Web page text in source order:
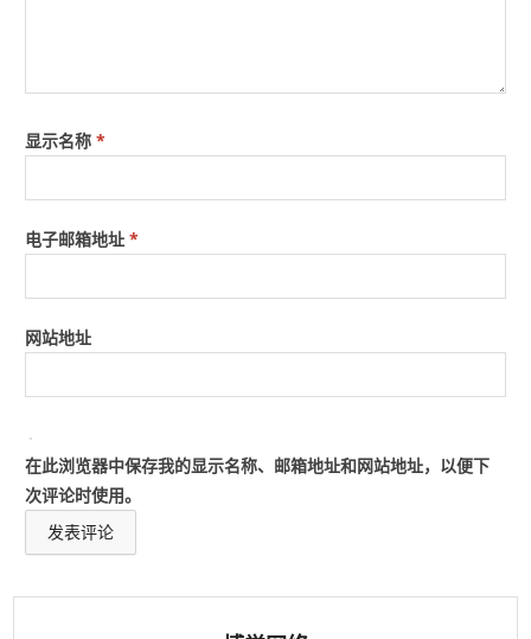
显示名称*
电子邮箱地址*
网站地址
在此浏览器中保存我的显示名称、邮箱地址和网站地址，以便下
次评论时使用。